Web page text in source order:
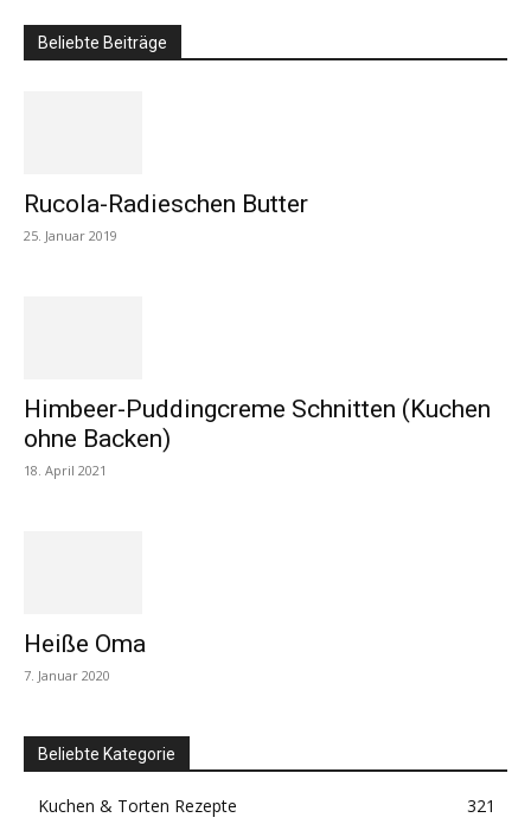
Beliebte Beiträge
Rucola-Radieschen Butter
25. Januar 2019
Himbeer-Puddingcreme Schnitten (Kuchen
ohne Backen)
18. April 2021
Heiße Oma
7. Januar 2020
Beliebte Kategorie
Kuchen & Torten Rezepte
321